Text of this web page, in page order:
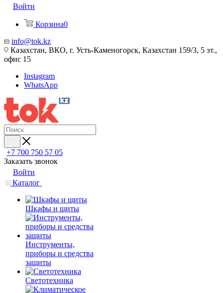
Войти
Корзина0
info@tok.kz
Казахстан, ВКО, г. Усть-Каменогорск, Казахстан 159/3, 5 эт.,
офис 15
Instagram
WhatsApp
+7 700 750 57 05
Заказать звонок
Войти
Каталог
Шкафы и щиты
Инструменты,
приборы и средства
защиты
Светотехника